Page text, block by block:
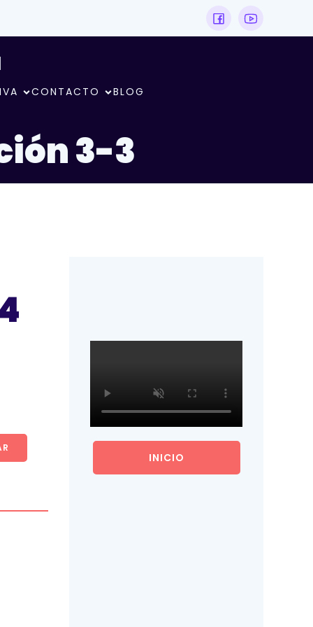
CONTACTO BLOG
3-3
INICIO